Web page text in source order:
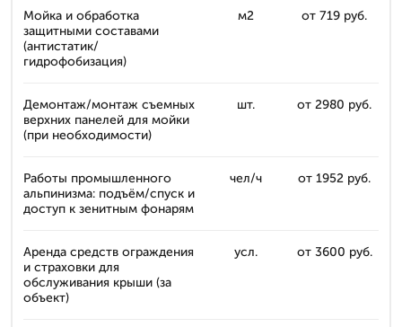
Мойка и обработка
защитными составами
(антистатик/
гидрофобизация)
м2 от 719 руб.
Демонтаж/монтаж съемных
верхних панелей для мойки
(при необходимости)
шт. от 2980 руб.
Работы промышленного
альпинизма: подъём/спуск и
доступ к зенитным фонарям
чел/ч от 1952 руб.
Аренда средств ограждения
и страховки для
обслуживания крыши (за
объект)
усл. от 3600 руб.